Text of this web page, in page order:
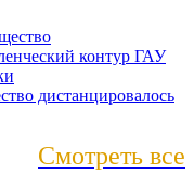
дистанцировалось
Смотреть все